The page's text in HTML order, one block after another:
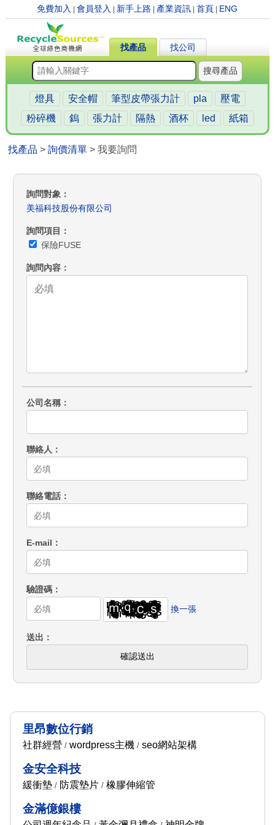
免費加入 |會員登入 新手上路 產業資訊 |首頁 ENG
找產品 找公司
搜尋產品
燈具 安全帽 筆型皮帶張力計 pla
壓電
粉碎機
鎢 張力計 隔熱 酒杯 led 紙箱
找產品 >詢價清單 > 我要詢問
詢問對象
美福科技股份有限公司
詢問項目
保險FUSE
詢問內容
公司名稱
聯絡人
聯絡電話
E-mail
驗證碼
換一張
送出
確認送出
里昂數位行銷
社群經營/ wordpress主機/ seo網站架構
金安全科技
緩衝墊/ 防震墊片/ 橡膠伸縮管
金滿億銀樓